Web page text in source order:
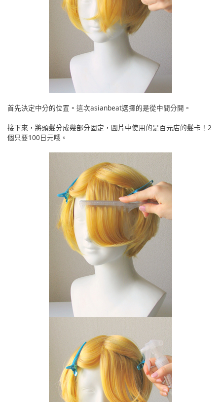
首先決定中分的位置。這次asianbeat選擇的是從中間分開。
接下來，將頭髮分成幾部分固定，圖片中使用的是百元店的髮卡！2
個只要100日元哦。